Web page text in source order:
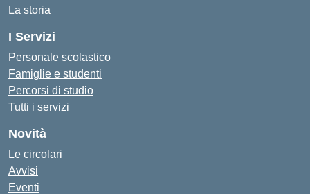
La storia
I Servizi
Personale scolastico
Famiglie e studenti
Percorsi di studio
Tutti i servizi
Novità
Le circolari
Avvisi
Eventi